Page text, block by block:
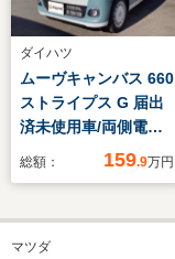
ダイハツ
ムーヴキャンバス 660
ストライプス G 届出
済未使用車/両側電動
スライドドア/シート
ブレーキ/踏み間違い
防止機能/ABS/オート
総額： 159.9万円
マツダ